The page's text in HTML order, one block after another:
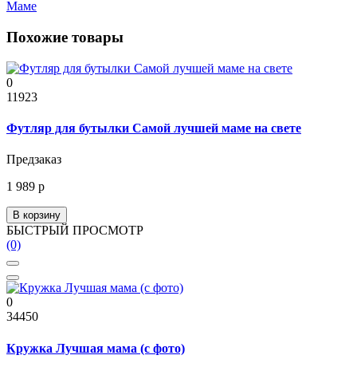
Маме
Похожие товары
0
11923
Футляр для бутылки Самой лучшей маме на свете
Предзаказ
1 989 р
В корзину
БЫСТРЫЙ ПРОСМОТР
(0)
0
34450
Кружка Лучшая мама (с фото)